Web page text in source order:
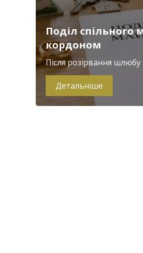
Поділ
кордоном
Після розірвання
Детальніше